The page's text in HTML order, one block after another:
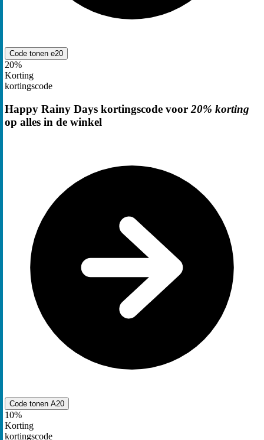
Code tonen e20
20%
Korting
kortingscode
Happy Rainy Days kortingscode voor 20% korting
op alles in de winkel
Code tonen A20
10%
Korting
kortingscode